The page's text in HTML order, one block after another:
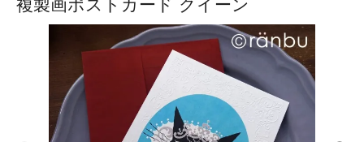
複製画ポストカード クイーン